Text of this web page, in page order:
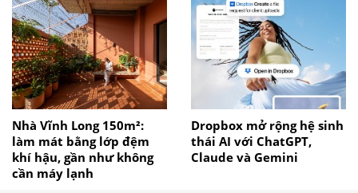
Nhà Vĩnh Long 150m²:
làm mát bằng lớp đệm
khí hậu, gần như không
cần máy lạnh
Dropbox mở rộng hệ sinh
thái AI với ChatGPT,
Claude và Gemini